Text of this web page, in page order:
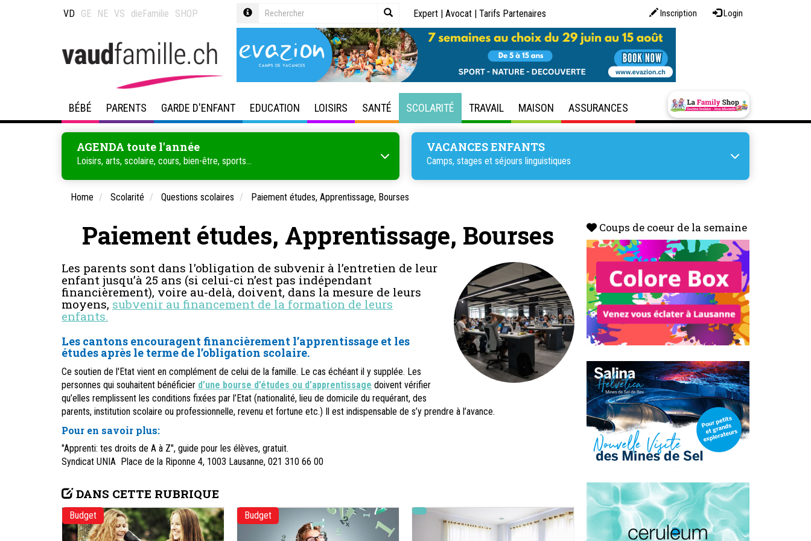
VD GE NE VS dieFamilie SHOP Inscription Login
Expert | Avocat | Tarifs Partenaires
BÉBÉ PARENTS GARDE D'ENFANT EDUCATION LOISIRS SANTÉ SCOLARITÉ TRAVAIL MAISON ASSURANCES
AGENDA toute l'année
Loisirs, arts, scolaire, cours, bien-être, sports...
VACANCES ENFANTS
Camps, stages et séjours linguistiques
Home Scolarité Questions scolaires Paiement études, Apprentissage, Bourses
Paiement études, Apprentissage, Bourses
Les parents sont dans l'obligation de subvenir à l’entretien de leur
enfant jusqu’à 25 ans (si celui-ci n’est pas indépendant
financièrement), voire au-delà, doivent, dans la mesure de leurs
moyens, subvenir au financement de la formation de leurs
enfants.
Les cantons encouragent financièrement l’apprentissage et les
études après le terme de l’obligation scolaire.
Ce soutien de l'Etat vient en complément de celui de la famille. Le cas échéant il y supplée. Les
personnes qui souhaitent bénéficier d’une bourse d’études ou d’apprentissage doivent vérifier
qu’elles remplissent les conditions fixées par l’Etat (nationalité, lieu de domicile du requérant, des
parents, institution scolaire ou professionnelle, revenu et fortune etc.) Il est indispensable de s’y prendre à l’avance.
Pour en savoir plus:
"Apprenti: tes droits de A à Z", guide pour les élèves, gratuit.
Syndicat UNIA Place de la Riponne 4, 1003 Lausanne, 021 310 66 00
DANS CETTE RUBRIQUE
Budget Budget
Coups de coeur de la semaine